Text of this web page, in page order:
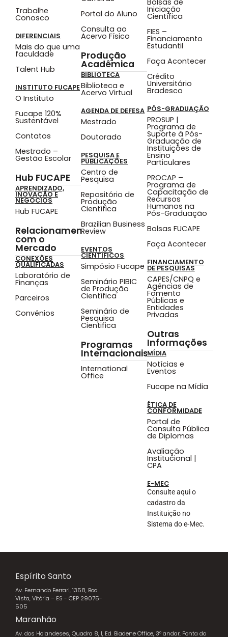
Trabalhe
Conosco
DIFERENCIAIS
Mais do que uma
faculdade
Talent Hub
INSTITUTO FUCAPE
O Instituto
Fucape 120%
Sustentável
Contatos
Mestrado –
Gestão Escolar
Hub FUCAPE
APRENDIZADO,
INOVAÇÃO E
NEGÓCIOS
Hub FUCAPE
Relacionamento
com o
Mercado
CONEXÕES
QUALIFICADAS
Laboratório de
Finanças
Parceiros
Convênios
Portal do Aluno
Consulta ao
Acervo Físico
Produção
Acadêmica
BIBLIOTECA
Biblioteca e
Acervo Virtual
AGENDA DE DEFESA
Mestrado
Doutorado
PESQUISA E
PUBLICAÇÕES
Centro de
Pesquisa
Repositório de
Produção
Científica
Brazilian Business
Review
EVENTOS
CIENTÍFICOS
Simpósio Fucape
Seminário PIBIC
de Produção
Científica
Seminário de
Pesquisa
Cientifica
Programas
Internacionais
International
Office
Iniciação
Científica
FIES –
Financiamento
Estudantil
Faça Acontecer
Crédito
Universitário
Bradesco
PÓS-GRADUAÇÃO
PROSUP |
Programa de
Suporte à Pós-
Graduação de
Instituições de
Ensino
Particulares
PROCAP –
Programa de
Capacitação de
Recursos
Humanos na
Pós-Graduação
Bolsas FUCAPE
Faça Acontecer
FINANCIAMENTO
DE PESQUISAS
CAPES/CNPQ e
Agências de
Fomento
Públicas e
Entidades
Privadas
Outras
Informações
MÍDIA
Notícias e
Eventos
Fucape na Mídia
ÉTICA DE
CONFORMIDADE
Portal de
Consulta Pública
de Diplomas
Avaliação
Institucional |
CPA
E-MEC
Consulte aqui o
cadastro da
Instituição no
Sistema do e-Mec.
Espírito Santo
Av. Fernando Ferrari, 1358, Boa
Vista, Vitória – ES - CEP 29075-
505
Maranhão
Av. dos Holandeses, Quadra 8, 1, Ed. Biadene Office, 3º andar, Ponta do